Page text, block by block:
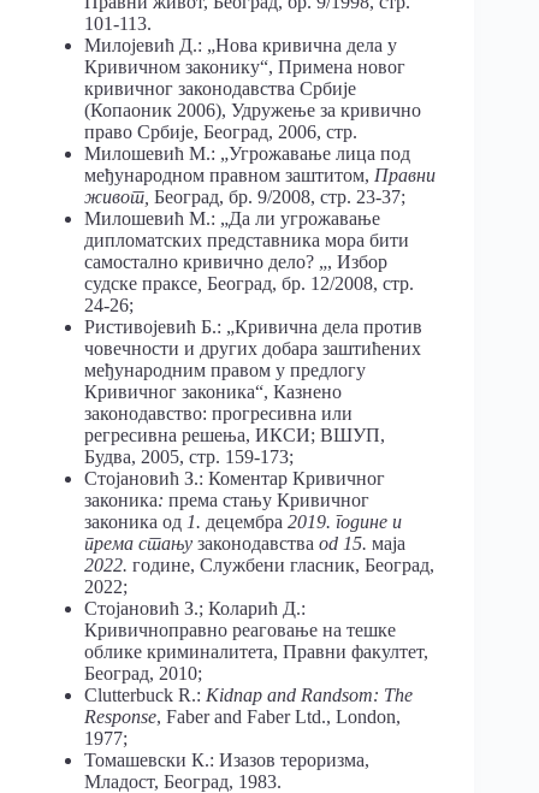
101-113.
Милојевић Д.: „Нова кривична дела у
Кривичном законику“, Примена новог
кривичног законодавства Србије
(Копаоник 2006), Удружење за кривично
право Србије, Београд, 2006, стр.
Милошевић М.: „Угрожавање лица под
међународном правном заштитом, Правни
живот, Београд, бр. 9/2008, стр. 23-37;
Милошевић М.: „Да ли угрожавање
дипломатских представника мора бити
самостално кривично дело? „, Избор
судске праксе Београд, бр. 12/2008, стр.
24-26;
Ристивојевић Б.: „Кривична дела против
човечности и других добара заштићених
међународним правом у предлогу
Кривичног законика“, Казнено
законодавство: прогресивна или
регресивна решења, ИКСИ; ВШУП,
Будва, 2005, стр. 159-173;
Стојановић З.: Коментар Кривичног
законика: према стању Кривичног
законика од 1. децембра 2019. године и
према стању законодавства od 15. маја
2022. године, Службени гласник, Београд,
2022;
Стојановић З.; Коларић Д.:
Кривичноправно реаговање на тешке
облике криминалитета, Правни факултет,
Београд, 2010;
Clutterbuck R.: Kidnap and Randsom: The
Response, Faber and Faber Ltd., London,
1977;
Томашевски К.: Изазов тероризма,
Младост, Београд, 1983.